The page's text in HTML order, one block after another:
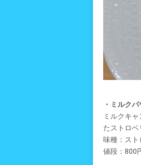
・ミルク
ミルクキ
たストロベ
味種：スト
値段：800